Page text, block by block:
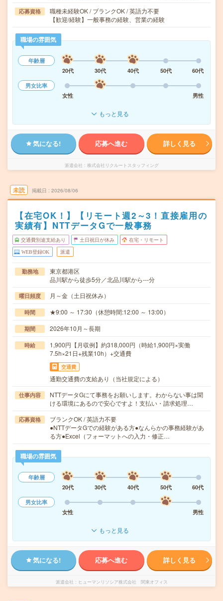
応募資格
職種未経験OK / ブランクOK / 英語力不要
【歓迎/経験】一般事務の経験、営業の経験
職場の雰囲気
年齢層
20代
30代 40代 50代
60代
男女比率
女性
男性
もっと見る
気になる! 応募へ進む 詳しく見る
派遣会社 株式会社リクルートスタッフィング
未読 掲載日 2026/08/06
【在宅OK！】【リモート週2～3！直接雇用の
実績有】NTTデータGで一般事務
交通費別途支給あり 土日祝日が休み 在宅・リモート
WEB登録OK 派遣
勤務地
東京都港区
品川駅から徒歩5分／北品川駅から---分
曜日頻度 月～金（土日祝休み）
時間 ★9:00 ～ 17:30（休憩時間:12:00 ～ 13:00）
期間 2026年10月～長期
時給
1,900円【月収例】約318,000円（時給1,900円×実働
7.5h×21日+残業10h）+交通費
交通費
通勤交通費の支給あり（当社規定による）
仕事内容
NTTデータGにて事務をお願いします。わからない事は聞
ける環境にあるので安心ですよ！支払い・請求処理…
応募資格
ブランクOK / 英語力不要
●NTTデータGでの経験がある方●なんらかの事務経験があ
る方●Excel（フォーマットへの入力・修正…
職場の雰囲気
年齢層
20代
30代 40代 50代
60代
男女比率
女性
男性
もっと見る
気になる! 応募へ進む 詳しく見る
派遣会社 ヒューマンリソシア株式会社 関東オフィス